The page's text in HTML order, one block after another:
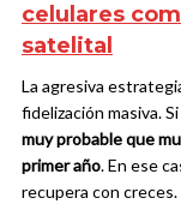
celulares
satelital
La agresiva
fidelización masiva.
muy probable que
primer año. En ese
recupera con creces.